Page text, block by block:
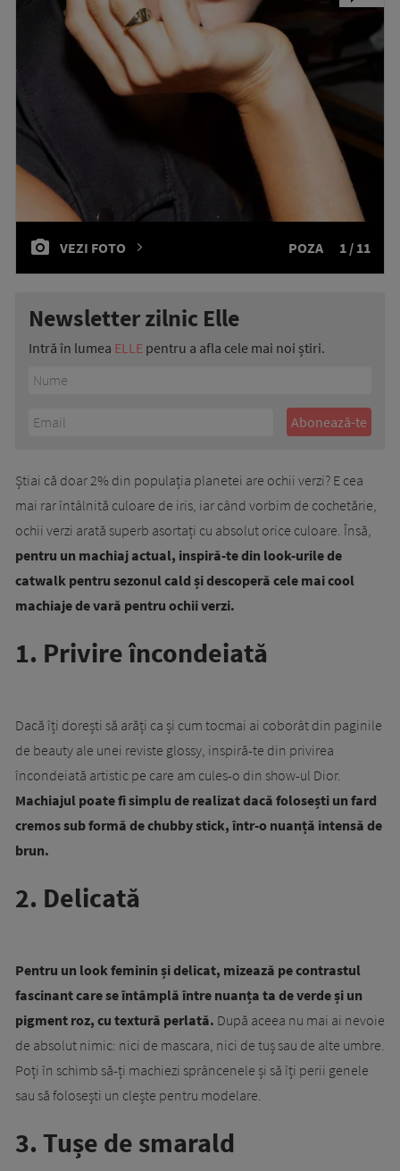
VEZI FOTO POZA 1 / 11
Newsletter zilnic Elle
Intră în lumea ELLE pentru a afla cele mai noi știri.
Știai că doar 2% din populația planetei are ochii verzi? E cea
mai rar întâlnită culoare de iris, iar când vorbim de cochetărie,
ochii verzi arată superb asortați cu absolut orice culoare. Însă,
pentru un machiaj actual, inspiră-te din look-urile de
catwalk pentru sezonul cald și descoperă cele mai cool
machiaje de vară pentru ochii verzi.
1. Privire încondeiată
Dacă îți dorești să arăți ca și cum tocmai ai coborât din paginile
de beauty ale unei reviste glossy, inspiră-te din privirea
încondeiată artistic pe care am cules-o din show-ul Dior.
Machiajul poate fi simplu de realizat dacă folosești un fard
cremos sub formă de chubby stick, într-o nuanță intensă de
brun.
2. Delicată
Pentru un look feminin și delicat, mizează pe contrastul
fascinant care se întâmplă între nuanța ta de verde și un
pigment roz, cu textură perlată. După aceea nu mai ai nevoie
de absolut nimic: nici de mascara, nici de tuș sau de alte umbre.
Poți în schimb să-ți machiezi sprâncenele și să îți perii genele
sau să folosești un clește pentru modelare.
3. Tușe de smarald